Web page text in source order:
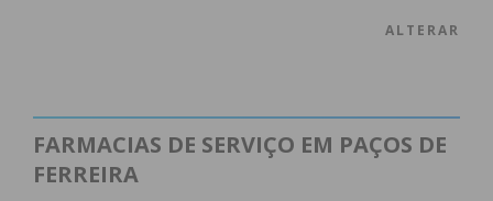
ALTERAR
FARMACIAS DE SERVIÇO EM PAÇOS DE
FERREIRA